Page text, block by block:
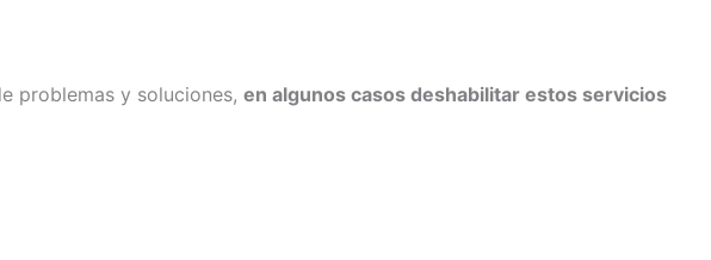
problemas y soluciones, en algunos casos deshabilitar estos servicios